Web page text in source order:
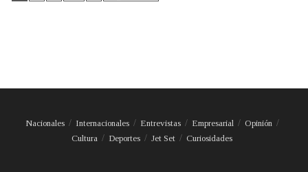
Nacionales Internacionales Entrevistas Empresarial
Opinión
Cultura
Deportes Jet Set Curiosidades